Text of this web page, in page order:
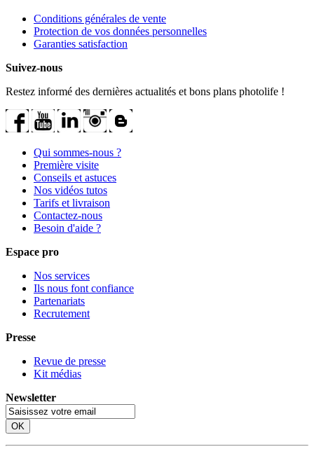
Conditions générales de vente
Protection de vos données personnelles
Garanties satisfaction
Suivez-nous
Restez informé des dernières actualités et bons plans photolife !
Qui sommes-nous ?
Première visite
Conseils et astuces
Nos vidéos tutos
Tarifs et livraison
Contactez-nous
Besoin d'aide ?
Espace pro
Nos services
Ils nous font confiance
Partenariats
Recrutement
Presse
Revue de presse
Kit médias
Newsletter
OK